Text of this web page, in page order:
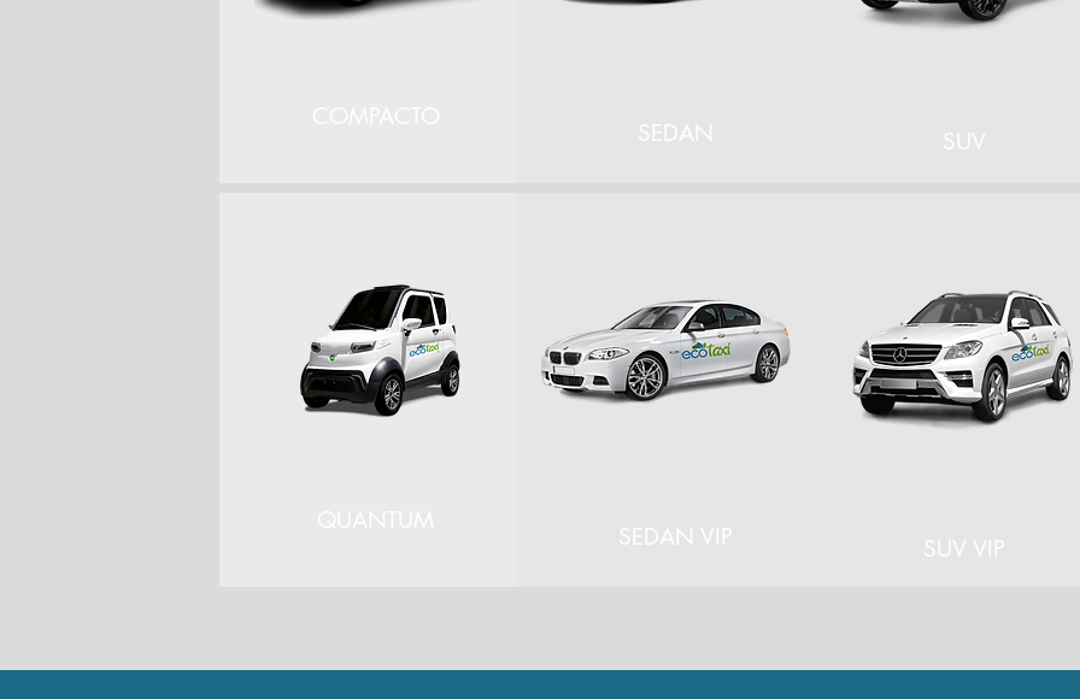
SEDAN SUV
SEDAN VIP SUV VIP